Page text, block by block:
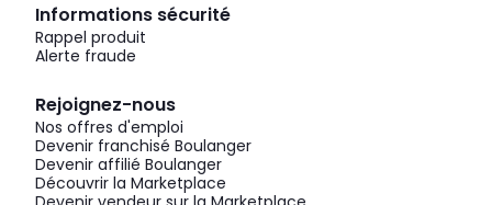
Informations sécurité
Rappel produit
Alerte fraude
Rejoignez-nous
Nos offres d'emploi
Devenir franchisé Boulanger
Devenir affilié Boulanger
Découvrir la Marketplace